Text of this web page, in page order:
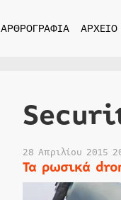
ΑΡΘΡΟΓΡΑΦΙΑ
28 Απριλίου 2015
Τα ρωσικά